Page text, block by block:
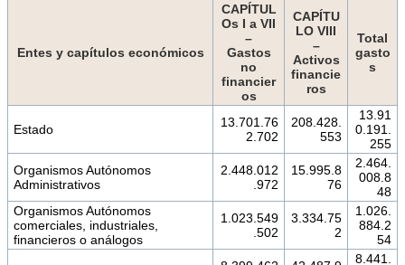
Entes y capítulos económicos
CAPÍTUL
Os I a VII
–
Gastos
no
financier
os
CAPÍTU
LO VIII
–
Activos
financie
ros
Total
gasto
s
Estado
13.701.76
2.702
208.428.
553
13.91
0.191.
255
Organismos Autónomos
Administrativos
2.448.012
.972
15.995.8
76
2.464.
008.8
48
Organismos Autónomos
comerciales, industriales,
financieros o análogos
1.023.549
.502
3.334.75
2
1.026.
884.2
54
8.441.